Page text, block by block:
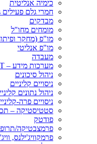
כימיה אנליטית
חמרי גלם פעילים APIs
מבדקים
מומחים מחו"ל
מו"פ (מחקר
מו"פ אנליטי
מעבדה
מערכות מידע – IT
ניהול סיכונים
ניסויים קליניים
ניהול נתונים
ניסויים פרה-
סטטיסטיקה –
פודטק
פרמצבטיקה/
פרמקוויג'ילנס,